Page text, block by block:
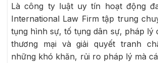
Là công ty luật uy tín hoạt động
International Law Firm tập trung
tụng hình sự, tố tụng dân sự, pháp lý
thương mại và giải quyết tranh
những khó khăn, rủi ro pháp lý mà